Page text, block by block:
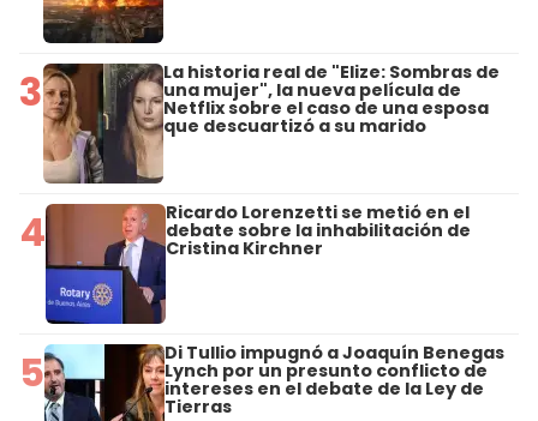
3 La historia real de "Elize: Sombras de
una mujer", la nueva película de
Netflix sobre el caso de una esposa
que descuartizó a su marido
4 Ricardo Lorenzetti se metió en el
debate sobre la inhabilitación de
Cristina Kirchner
5 Di Tullio impugnó a Joaquín Benegas
Lynch por un presunto conflicto de
intereses en el debate de la Ley de
Tierras